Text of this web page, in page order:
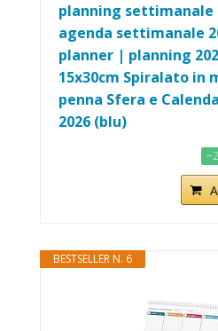
planning settimanale
agenda settimanale
planner | planning
15x30cm Spiralato in
penna Sfera e
2026 (blu)
BESTSELLER N. 6